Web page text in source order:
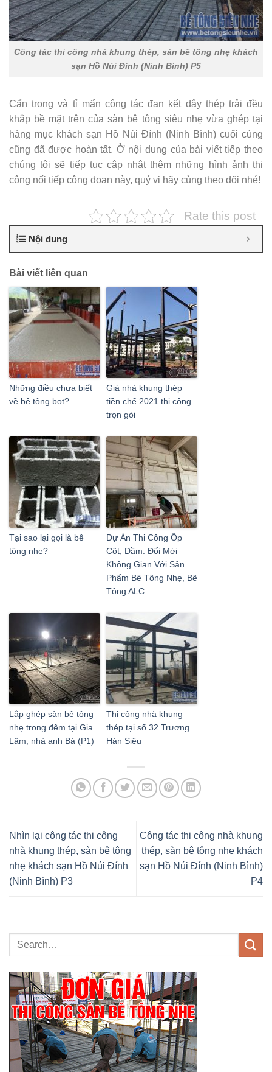
Công tác thi công nhà khung thép, sàn bê tông nhẹ khách
sạn Hồ Núi Đính (Ninh Bình) P5
Cẩn trọng và tỉ mẩn công tác đan kết dây thép trải đều
khắp bề mặt trên của sàn bê tông siêu nhẹ vừa ghép tại
hàng mục khách sạn Hồ Núi Đính (Ninh Bình) cuối cùng
cũng đã được hoàn tất. Ở nội dung của bài viết tiếp theo
chúng tôi sẽ tiếp tục cập nhật thêm những hình ảnh thi
công nối tiếp công đoạn này, quý vị hãy cùng theo dõi nhé!
Rate this post
Nội dung
Bài viết liên quan
Những điều chưa biết
về bê tông bọt?
Giá nhà khung thép
tiền chế 2021 thi công
trọn gói
Tại sao lại gọi là bê
tông nhẹ?
Dự Án Thi Công Ốp
Cột, Dầm: Đổi Mới
Không Gian Với Sản
Phẩm Bê Tông Nhẹ, Bê
Tông ALC
Lắp ghép sàn bê tông
nhẹ trong đêm tại Gia
Lâm, nhà anh Bá (P1)
Thi công nhà khung
thép tại số 32 Trương
Hán Siêu
Nhìn lại công tác thi công
nhà khung thép, sàn bê tông
nhẹ khách sạn Hồ Núi Đính
(Ninh Bình) P3
Công tác thi công nhà khung
thép, sàn bê tông nhẹ khách
sạn Hồ Núi Đính (Ninh Bình)
P4